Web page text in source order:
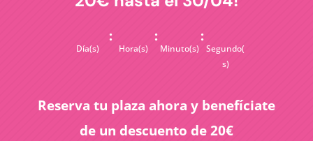
Día(s)
:
Hora(s)
:
Minuto(s)
:
Segundo(
s)
Reserva tu plaza ahora y benefíciate
de un descuento de 20€